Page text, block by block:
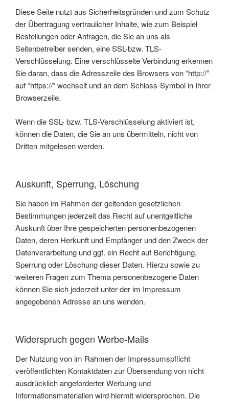
Diese Seite nutzt aus Sicherheitsgründen und zum Schutz
der Übertragung vertraulicher Inhalte, wie zum Beispiel
Bestellungen oder Anfragen, die Sie an uns als
Seitenbetreiber senden, eine SSL-bzw. TLS-
Verschlüsselung. Eine verschlüsselte Verbindung erkennen
Sie daran, dass die Adresszeile des Browsers von “http://”
auf “https://” wechselt und an dem Schloss-Symbol in Ihrer
Browserzeile.
Wenn die SSL- bzw. TLS-Verschlüsselung aktiviert ist,
können die Daten, die Sie an uns übermitteln, nicht von
Dritten mitgelesen werden.
Auskunft, Sperrung, Löschung
Sie haben im Rahmen der geltenden gesetzlichen
Bestimmungen jederzeit das Recht auf unentgeltliche
Auskunft über Ihre gespeicherten personenbezogenen
Daten, deren Herkunft und Empfänger und den Zweck der
Datenverarbeitung und ggf. ein Recht auf Berichtigung,
Sperrung oder Löschung dieser Daten. Hierzu sowie zu
weiteren Fragen zum Thema personenbezogene Daten
können Sie sich jederzeit unter der im Impressum
angegebenen Adresse an uns wenden.
Widerspruch gegen Werbe-Mails
Der Nutzung von im Rahmen der Impressumspflicht
veröffentlichten Kontaktdaten zur Übersendung von nicht
ausdrücklich angeforderter Werbung und
Informationsmaterialien wird hiermit widersprochen. Die